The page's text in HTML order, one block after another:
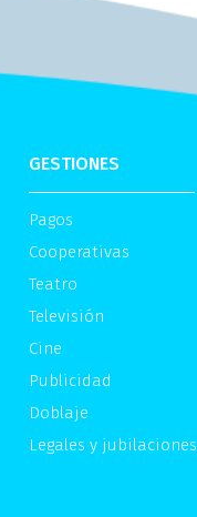
GESTIONES
Pagos
Cooperativas
Teatro
Televisión
Cine
Publicidad
Doblaje
Legales y jubilaciones